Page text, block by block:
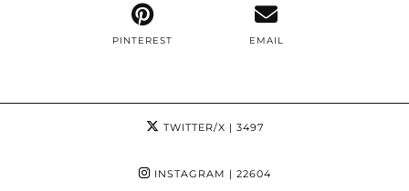
PINTEREST EMAIL
TWITTER/X | 3497
INSTAGRAM | 22604